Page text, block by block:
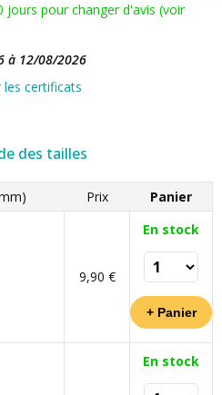
jours pour changer d'avis (voir
à 12/08/2026
les certificats
des tailles
Prix Panier
9,90 €
En stock
En stock